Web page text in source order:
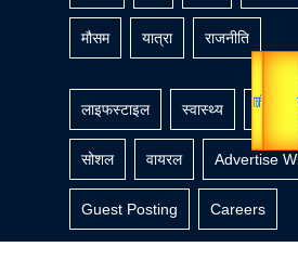
मौसम यात्रा राजनीति
लाइफस्टाइल स्वास्थ्य वीडियो
सोशल वायरल Advertise
Guest Posting Careers